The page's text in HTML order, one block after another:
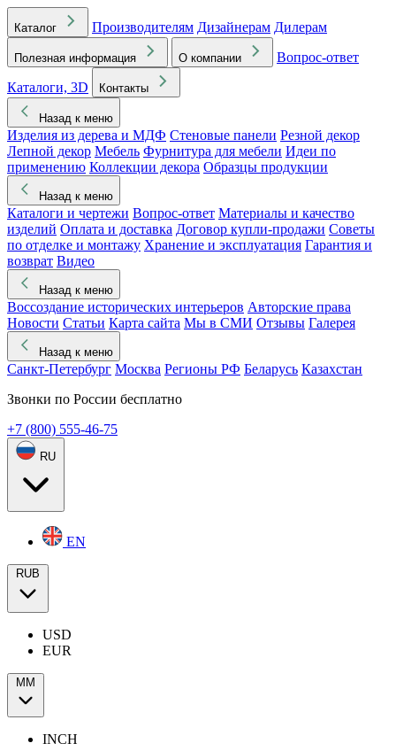
Каталог Производителям Дизайнерам Дилерам
Полезная информация О компании
Вопрос-ответ
Каталоги, 3D
Контакты
Назад к меню
Изделия из дерева и МДФ Стеновые панели Резной декор
Лепной декор Мебель Фурнитура для мебели Идеи по
применению Коллекции декора Образцы продукции
Назад к меню
Каталоги и чертежи Вопрос-ответ Материалы и качество
изделий Оплата и доставка Договор купли-продажи Советы
по отделке и монтажу Хранение и эксплуатация Гарантия и
возврат Видео
Назад к меню
Воссоздание исторических интерьеров Авторские права
Новости Статьи Карта сайта Мы в СМИ Отзывы Галерея
Назад к меню
Санкт-Петербург Москва Регионы РФ Беларусь Казахстан
Звонки по России бесплатно
+7 (800) 555-46-75
RU
EN
RUB
USD
EUR
ММ
INCH